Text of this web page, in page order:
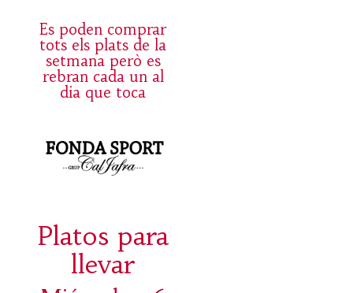
Es poden comprar
tots els plats de la
setmana però es
rebran cada un al
dia que toca
Platos para
llevar